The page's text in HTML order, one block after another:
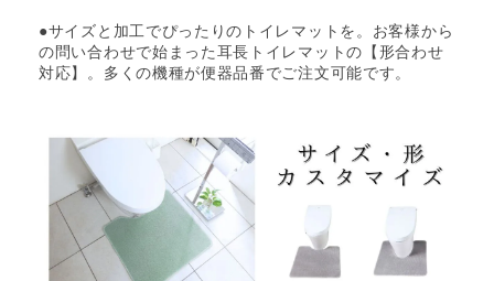
●サイズと加工でぴったりのトイレマットを。お客様から
の問い合わせで始まった耳長トイレマットの【形合わせ
対応】。多くの機種が便器品番でご注文可能です。